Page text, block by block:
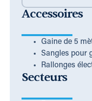
Accessoires
Gaine de 5
Sangles pour
Rallonges
Secteurs